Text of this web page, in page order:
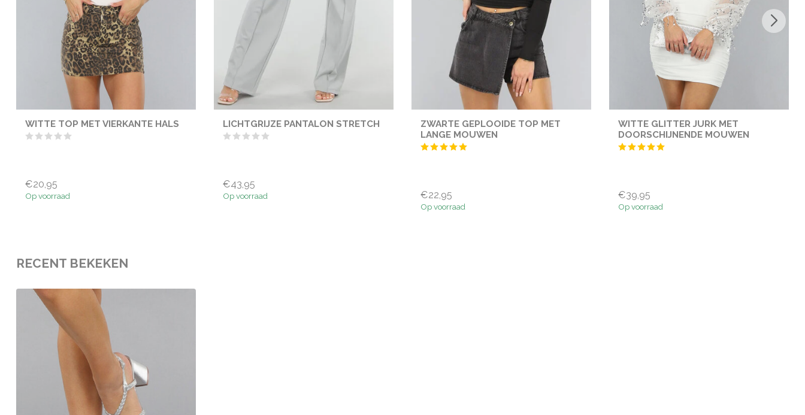
WITTE TOP MET VIERKANTE HALS
€20,95
Op voorraad
LICHTGRIJZE PANTALON STRETCH
€43,95
Op voorraad
ZWARTE GEPLOOIDE TOP MET
LANGE MOUWEN
€22,95
Op voorraad
WITTE GLITTER JURK MET
DOORSCHIJNENDE MOUWEN
€39,95
Op voorraad
RECENT BEKEKEN